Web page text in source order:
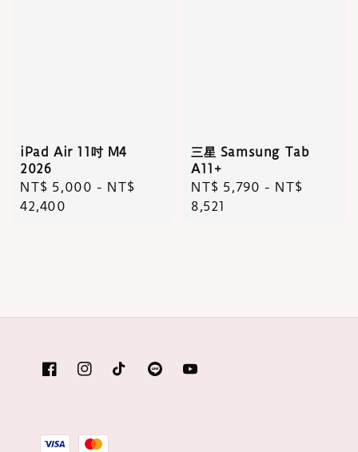
iPad Air 11吋 M4
2026
Regular
price
NT$ 5,000 - NT$
42,400
三星 Samsung Tab
A11+
Regular
price
NT$ 5,790 - NT$
8,521